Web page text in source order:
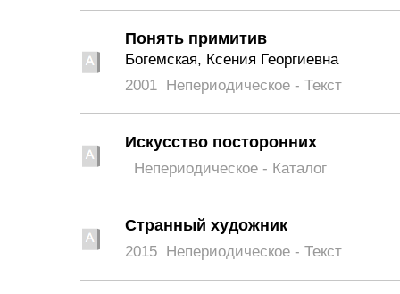
Понять примитив
Богемская, Ксения Георгиевна
2001 Непериодическое - Текст
Искусство посторонних
Непериодическое - Каталог
Странный художник
2015 Непериодическое - Текст